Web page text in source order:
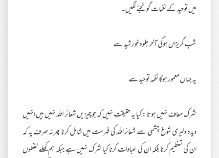
میں توحید کے نغمات گونجنے لگیں۔
شب گریزاں ہوگی آخر جلوہ خورشید سے
یہ جہاں معمور ہوگا نغمہ توحید سے
شرک معاف نہیں ہوتا : کیا یہ حقیقت نہیں کہ جو چیزیں شعائر اللہ نہیں ہیں انہیں
دیدہ دلیری شوخ چشمی سے شعائر اللہ کی فہرست میں شامل کرنا پھرنہ صرف یہ کہ
ان کی تعظیم کرنا بلکہ ان کی عبادات کرنا کیا شرک نہیں ہے جبکہ ہم کھلے لفظوں